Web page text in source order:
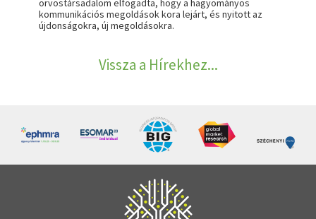
orvostársadalom elfogadta, hogy a hagyományos
kommunikációs megoldások kora lejárt, és nyitott az
újdonságokra, új megoldásokra.
Vissza a Hírekhez...